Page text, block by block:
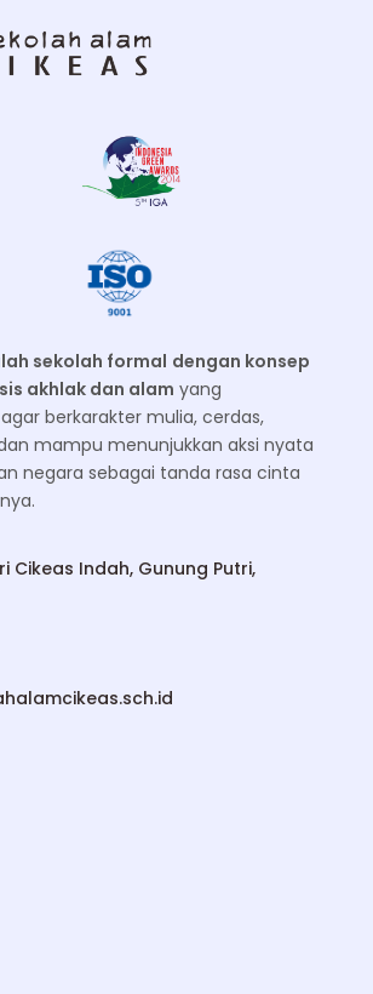
sekolah formal dengan konsep
akhlak dan alam yang
berkarakter mulia, cerdas,
mampu menunjukkan aksi nyata
negara sebagai tanda rasa cinta
Cikeas Indah, Gunung Putri,